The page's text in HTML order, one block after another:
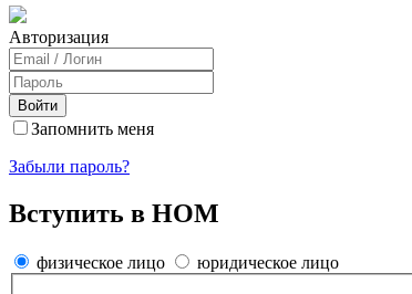
Авторизация
Войти
Запомнить меня
Забыли пароль?
Вступить в НОМ
физическое лицо юридическое лицо